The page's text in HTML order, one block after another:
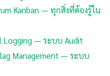
Kanban — ทุกสิ่งที่ต้องรู้ใน
Logging — ระบบ Audit
Management — ระบบ